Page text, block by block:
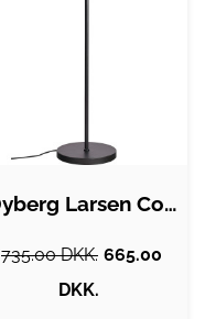
Dyberg Larsen Coast gulvlampe, sort
735.00 DKK. 665.00
DKK.